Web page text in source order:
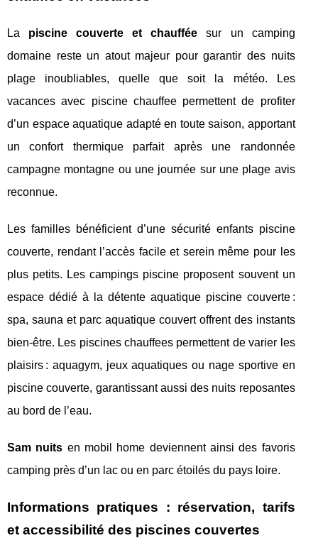
La piscine couverte et chauffée sur un camping
domaine reste un atout majeur pour garantir des nuits
plage inoubliables, quelle que soit la météo. Les
vacances avec piscine chauffee permettent de profiter
d’un espace aquatique adapté en toute saison, apportant
un confort thermique parfait après une randonnée
campagne montagne ou une journée sur une plage avis
reconnue.
Les familles bénéficient d’une sécurité enfants piscine
couverte, rendant l’accès facile et serein même pour les
plus petits. Les campings piscine proposent souvent un
espace dédié à la détente aquatique piscine couverte :
spa, sauna et parc aquatique couvert offrent des instants
bien-être. Les piscines chauffees permettent de varier les
plaisirs : aquagym, jeux aquatiques ou nage sportive en
piscine couverte, garantissant aussi des nuits reposantes
au bord de l’eau.
Sam nuits en mobil home deviennent ainsi des favoris
camping près d’un lac ou en parc étoilés du pays loire.
Informations pratiques : réservation, tarifs
et accessibilité des piscines couvertes